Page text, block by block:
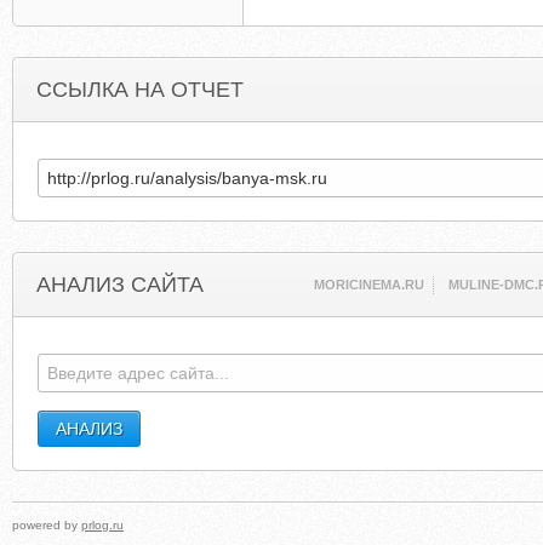
ССЫЛКА НА ОТЧЕТ
АНАЛИЗ САЙТА MORICINEMA.RU MULINE-
powered by prlog.ru